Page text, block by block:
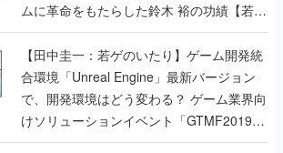
ムに革命をもたらした鈴木 裕の功績【若ゲ
のいたり】
【田中圭一：若ゲのいたり】ゲーム開発統
合環境「Unreal Engine」最新バージョン
で、開発環境はどう変わる？ ゲーム業界向
けソリューションイベント「GTMF2019」
に行って、より理解を深めよう【PR】